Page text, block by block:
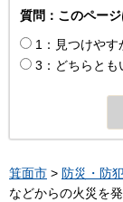
質問：このペー
1：見つけやす
3：どちらとも
箕面市 > 防災・防
などからの火災を